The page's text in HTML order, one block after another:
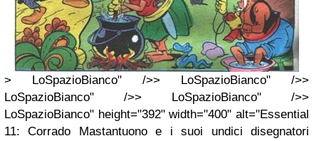
> LoSpazioBianco" />> LoSpazioBianco" />>
LoSpazioBianco" />> LoSpazioBianco" />>
LoSpazioBianco" height="392" width="400" alt="Essential
11: Corrado Mastantuono e i suoi undici disegnatori